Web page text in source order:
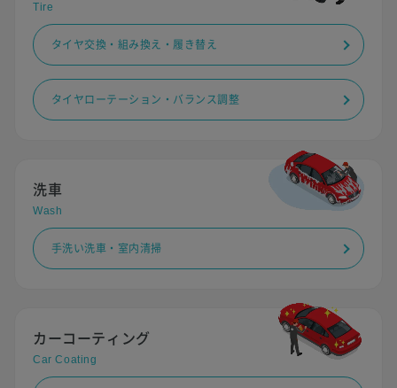
Tire
タイヤ交換・組み換え・履き替え
タイヤローテーション・バランス調整
洗車
Wash
手洗い洗車・室内清掃
カーコーティング
Car Coating